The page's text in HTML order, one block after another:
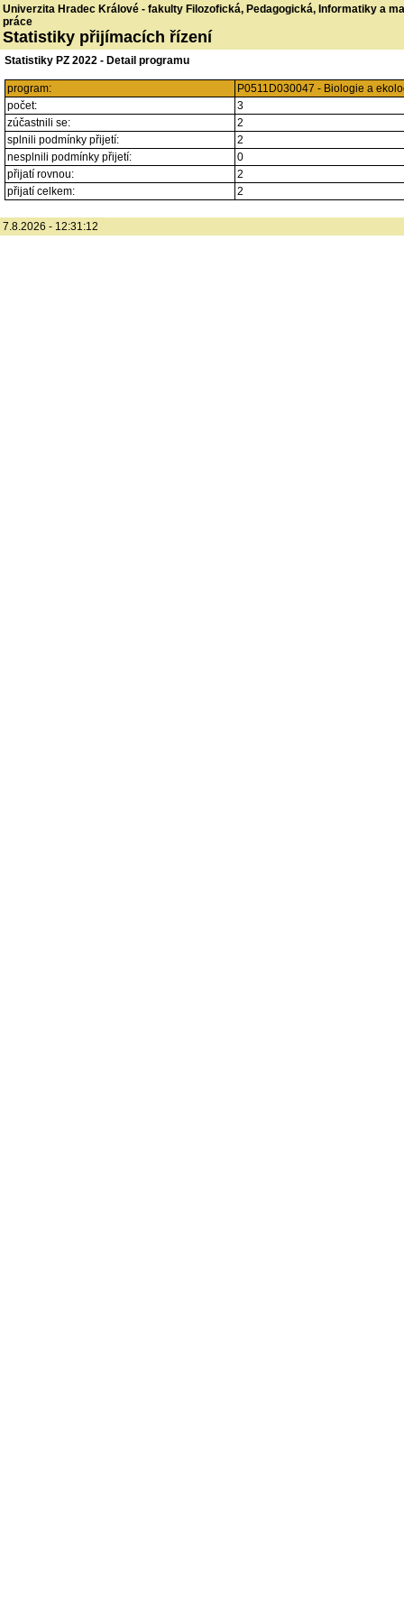
Univerzita Hradec Králové - fakulty Filozofická, Pedagogická, Informatiky a
práce
Statistiky přijímacích řízení
Statistiky PZ 2022 - Detail programu
program:
P0511D030047 - Biologie a
počet:
3
zúčastnili se:
2
splnili podmínky přijetí:
2
nesplnili podmínky přijetí:
0
přijatí rovnou:
2
přijatí celkem:
2
7.8.2026 - 12:31:12